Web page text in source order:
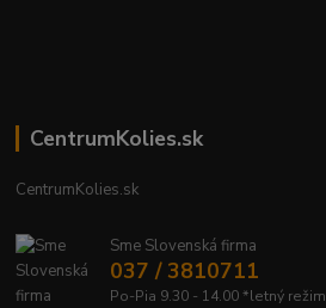
CentrumKolies.sk
CentrumKolies.sk
Sme Slovenská firma
037 / 3810711
Po-Pia 9.30 - 14.00 *letný režim